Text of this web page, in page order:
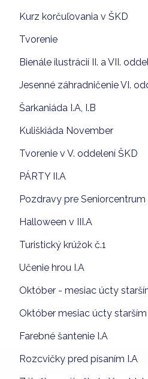
Kurz korčuľovania v ŠKD
Tvorenie
Bienále ilustrácií II. a VII.
Jesenné záhradničenie VI.
Šarkaniáda I.A, I.B
Kuliškiáda November
Tvorenie v V. oddelení ŠKD
PÁRTY II.A
Pozdravy pre Seniorcentrum
Halloween v III.A
Turistický krúžok č.1
Učenie hrou I.A
Október - mesiac úcty
Október mesiac úcty starším
Farebné šantenie I.A
Rozcvičky pred písaním I.A